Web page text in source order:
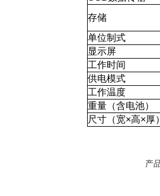
存储
单位制式
显示屏
工作时间
供电模式
工作温度
重量（含电池）
尺寸（宽×高×厚
产